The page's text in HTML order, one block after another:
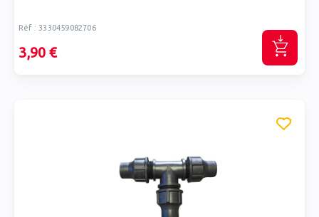
Réf : 3330459082706
3,90 €